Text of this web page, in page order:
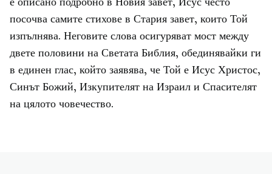
е описано подробно в Новия завет, Исус често
посочва самите стихове в Стария завет, които Той
изпълнява. Неговите слова осигуряват мост между
двете половини на Светата Библия, обединявайки ги
в единен глас, който заявява, че Той е Исус Христос,
Синът Божий, Изкупителят на Израил и Спасителят
на цялото човечество.